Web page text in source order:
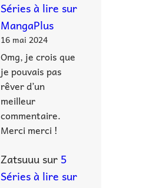
Séries à lire sur
MangaPlus
16 mai 2024
Omg, je crois que
je pouvais pas
rêver d’un
meilleur
commentaire.
Merci merci !
Zatsuuusur 5
Séries à lire sur